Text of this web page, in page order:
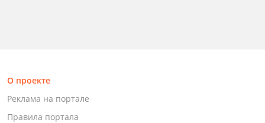
О проекте
Реклама на портале
Правила портала